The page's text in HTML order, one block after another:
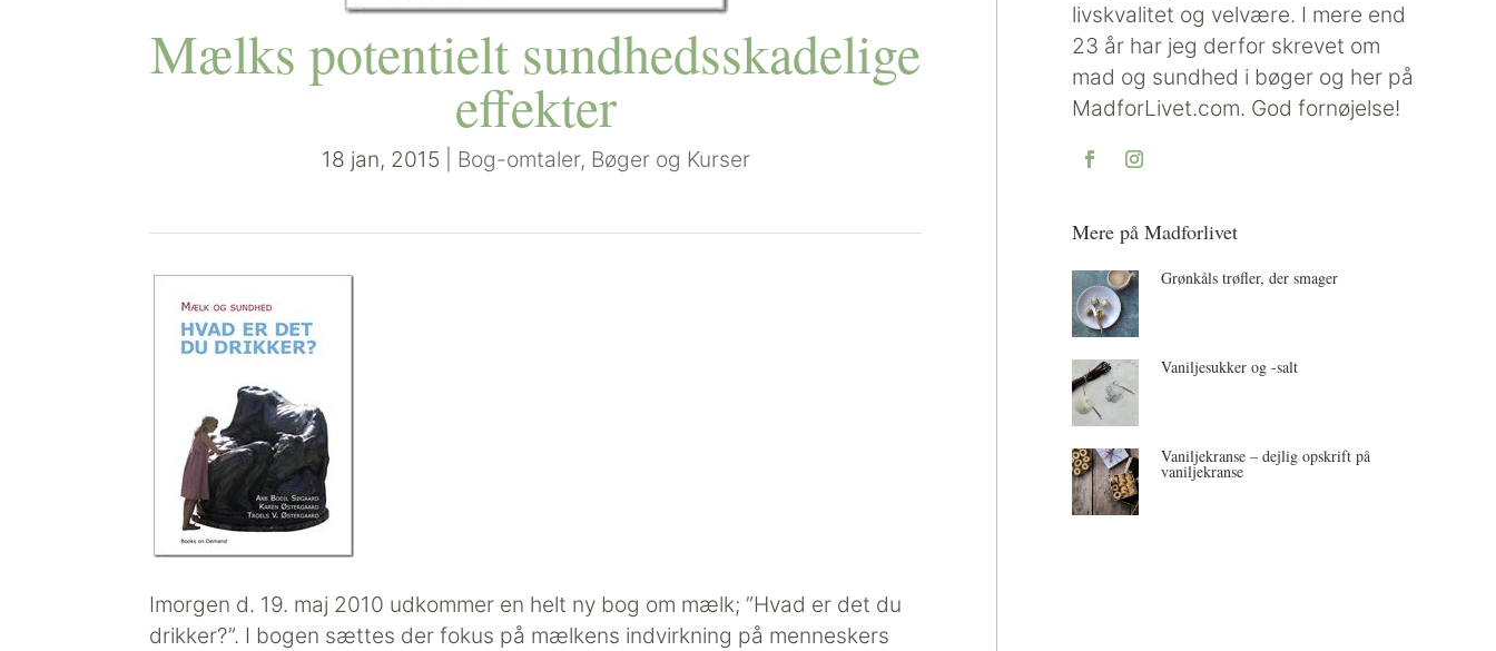
Mælks potentielt sundhedsskadelige
effekter
18 jan, 2015 Bog-omtaler, Bøger og Kurser
Imorgen d. 19. maj 2010 udkommer en helt ny bog om mælk; ”Hvad er det du
drikker?”. I bogen sættes der fokus på mælkens indvirkning på menneskers
livskvalitet og velvære. I mere end
23 år har jeg derfor skrevet om
mad og sundhed i bøger og her på
MadforLivet.com. God fornøjelse!
Mere på Madforlivet
Grønkåls trøfler, der smager
Vaniljesukker og -salt
Vaniljekranse – dejlig opskrift på
vaniljekranse